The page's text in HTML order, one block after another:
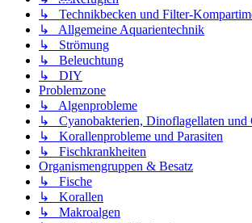
↳ Technikbecken und Filter-
↳ Allgemeine Aquarientechnik
↳ Strömung
↳ Beleuchtung
↳ DIY
Problemzone
↳ Algenprobleme
↳ Cyanobakterien, Dinoflagellaten und
↳ Korallenprobleme und Parasiten
↳ Fischkrankheiten
Organismengruppen & Besatz
↳ Fische
↳ Korallen
↳ Makroalgen